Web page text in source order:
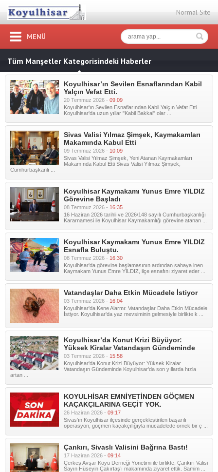
Normal Site
MENÜ
Tüm Manşetler Kategorisindeki Haberler
Koyulhisar’ın Sevilen Esnaflarından Kabil
Yalçın Vefat Etti.
20 Temmuz 2026 - 09:09
Koyulhisar'ın Sevilen Esnaflarından Kabil Yalçın Vefat Etti.
Koyulhisar'da uzun yıllar "Kabil Bakkal" olar ...
Sivas Valisi Yılmaz Şimşek, Kaymakamları
Makamında Kabul Etti
09 Temmuz 2026 - 10:09
Sivas Valisi Yılmaz Şimşek, Yeni Atanan Kaymakamları
Makamında Kabul Etti Sivas Valisi Yılmaz Şimşek,
Cumhurbaşkanlı ...
Koyulhisar Kaymakamı Yunus Emre YILDIZ
Görevine Başladı
08 Temmuz 2026 - 16:35
16 Haziran 2026 tarihli ve 2026/148 sayılı Cumhurbaşkanlığı
Kararnamesi ile Koyulhisar Kaymakamlığı görevine atanan ...
Koyulhisar Kaymakamı Yunus Emre YILDIZ
Esnafla Buluştu.
08 Temmuz 2026 - 16:30
Koyulhisar'da görevine başlamasının ardından sahaya inen
Kaymakam Yunus Emre YILDIZ, ilçe esnafını ziyaret eder ...
Vatandaşlar Daha Etkin Mücadele İstiyor
03 Temmuz 2026 - 16:04
Koyulhisar'da Kene Alarmı: Vatandaşlar Daha Etkin Mücadele
İstiyor. Koyulhisar'da yaz mevsiminin gelmesiyle birlikte k ...
Koyulhisar’da Konut Krizi Büyüyor:
Yüksek Kiralar Vatandaşın Gündeminde
03 Temmuz 2026 - 15:58
Koyulhisar'da Konut Krizi Büyüyor: Yüksek Kiralar
Vatandaşın Gündeminde Koyulhisar'da son yıllarda hızla
artan ...
KOYULHİSAR EMNİYETİNDEN GÖÇMEN
KAÇAKÇILARINA GEÇİT YOK.
26 Haziran 2026 - 09:17
Sivas'ın Koyulhisar ilçesinde gerçekleştirilen başarılı
operasyon, göçmen kaçakçılığıyla mücadelede örnek bir ç ...
Çankırı, Sivaslı Valisini Bağrına Bastı!
17 Haziran 2026 - 09:14
Çerkeş Avşar Köyü Derneği Yönetimi ile birlikte, Çankırı Valisi
Sayın Hüseyin Çakırtaş’ı makamında ziyaret ettik. Samim ...